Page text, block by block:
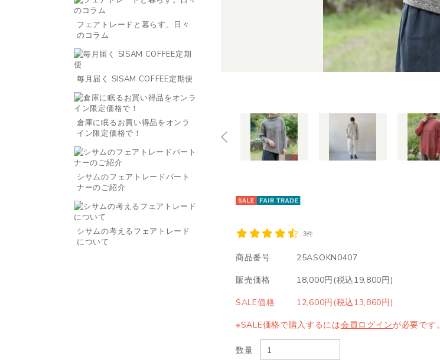
3件
商品番号
25ASOKN0407
販売価格
18,000円(税込19,800円)
SALE価格
12,600円(税込13,860円)
※SALE価格で購入するには会員ログインが必要です。
数量
フェアトレードと暮らす。日々
のコラム
毎月届く SISAM COFFEE定期便
倉庫に眠るお買い得品をオンラ
イン限定価格で！
シサムのフェアトレードパート
ナーのご紹介
シサムの考えるフェアトレード
について